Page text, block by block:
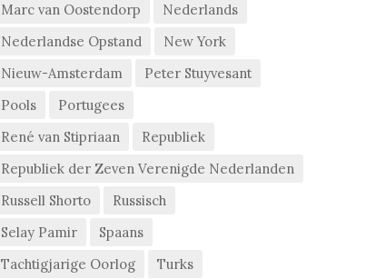
Marc van Oostendorp
Nederlands
Nederlandse Opstand
New York
Nieuw-Amsterdam
Peter Stuyvesant
Pools
Portugees
René van Stipriaan
Republiek
Republiek der Zeven Verenigde Nederlanden
Russell Shorto
Russisch
Selay Pamir
Spaans
Tachtigjarige Oorlog
Turks